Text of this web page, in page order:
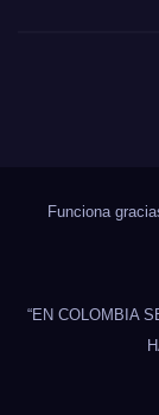
Funciona
“EN COLOMBIA